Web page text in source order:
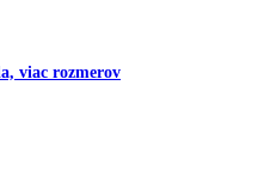
viac rozmerov